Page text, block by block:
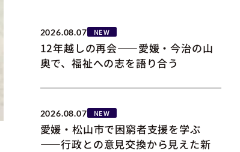
2026.08.07 NEW
12年越しの再会――愛媛・今治の山
奥で、福祉への志を語り合う
2026.08.07 NEW
愛媛・松山市で困窮者支援を学ぶ
――行政との意見交換から見えた新